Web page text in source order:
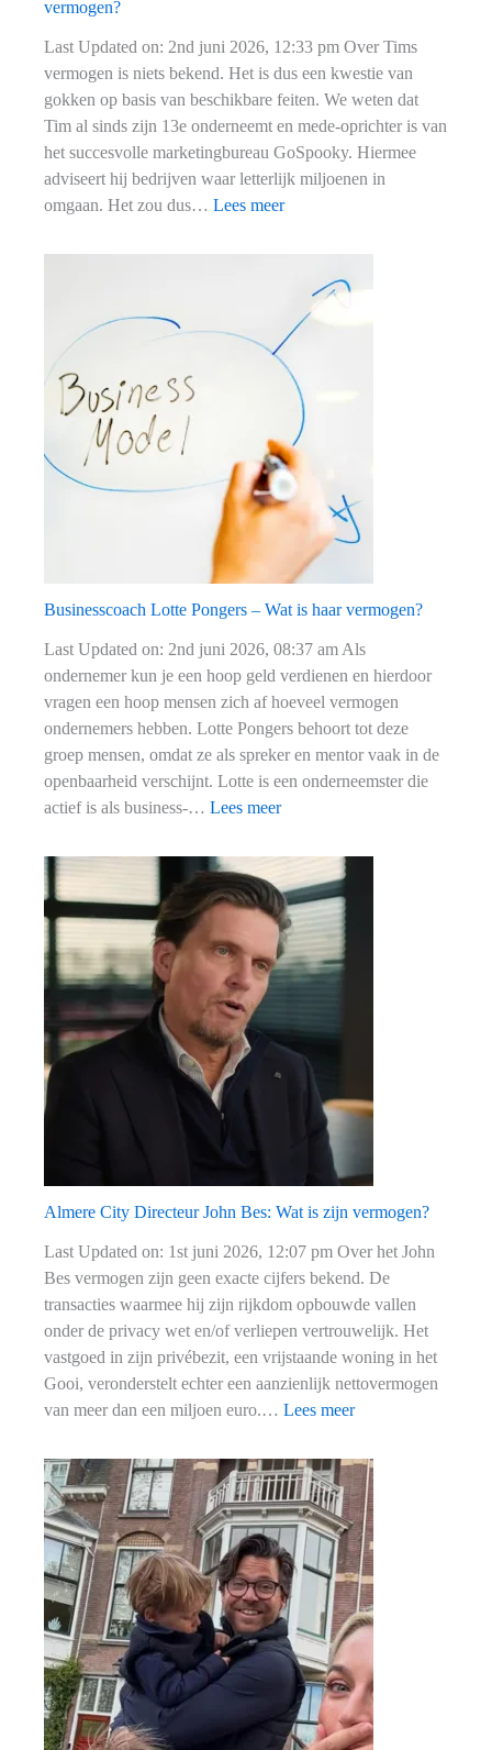
vermogen?
Last Updated on: 2nd juni 2026, 12:33 pm Over Tims
vermogen is niets bekend. Het is dus een kwestie van
gokken op basis van beschikbare feiten. We weten dat
Tim al sinds zijn 13e onderneemt en mede-oprichter is van
het succesvolle marketingbureau GoSpooky. Hiermee
adviseert hij bedrijven waar letterlijk miljoenen in
omgaan. Het zou dus… Lees meer:
van
der
Wiel:
Wat
zijn
vermogen?
Businesscoach Lotte Pongers – Wat is haar vermogen?
Last Updated on: 2nd juni 2026, 08:37 am Als
ondernemer kun je een hoop geld verdienen en hierdoor
vragen een hoop mensen zich af hoeveel vermogen
ondernemers hebben. Lotte Pongers behoort tot deze
groep mensen, omdat ze als spreker en mentor vaak in de
openbaarheid verschijnt. Lotte is een onderneemster die
actief is als business-… Lees meer:
Lotte
Pongers
–
Wat
is
Almere City Directeur John Bes: Wat is zijn vermogen?
Last Updated on: 1st juni 2026, 12:07 pm Over het John
Bes vermogen zijn geen exacte cijfers bekend. De
transacties waarmee hij zijn rijkdom opbouwde vallen
onder de privacy wet en/of verliepen vertrouwelijk. Het
vastgoed in zijn privébezit, een vrijstaande woning in het
Gooi, veronderstelt echter een aanzienlijk nettovermogen
van meer dan een miljoen euro.… Lees meer:
City
Directeur
John
Bes:
Wat
is
zijn
vermogen?